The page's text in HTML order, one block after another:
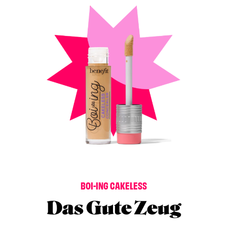
BOI-INGCAKELESS
Das Gute Zeug